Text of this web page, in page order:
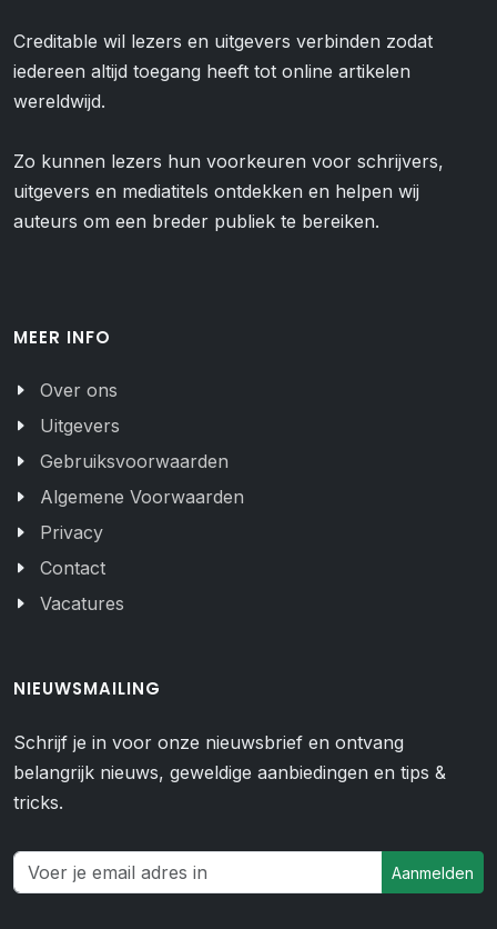
Creditable wil lezers en uitgevers verbinden zodat
iedereen altijd toegang heeft tot online artikelen
wereldwijd.
Zo kunnen lezers hun voorkeuren voor schrijvers,
uitgevers en mediatitels ontdekken en helpen wij
auteurs om een breder publiek te bereiken.
MEER INFO
Over ons
Uitgevers
Gebruiksvoorwaarden
Algemene Voorwaarden
Privacy
Contact
Vacatures
NIEUWSMAILING
Schrijf je in voor onze nieuwsbrief en ontvang
belangrijk nieuws, geweldige aanbiedingen en tips &
tricks.
Aanmelden